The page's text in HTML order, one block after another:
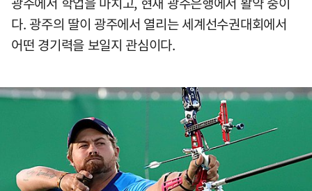
다. 광주의 딸이 광주에서 열리는 세계선수권대회에서
어떤 경기력을 보일지 관심이다.